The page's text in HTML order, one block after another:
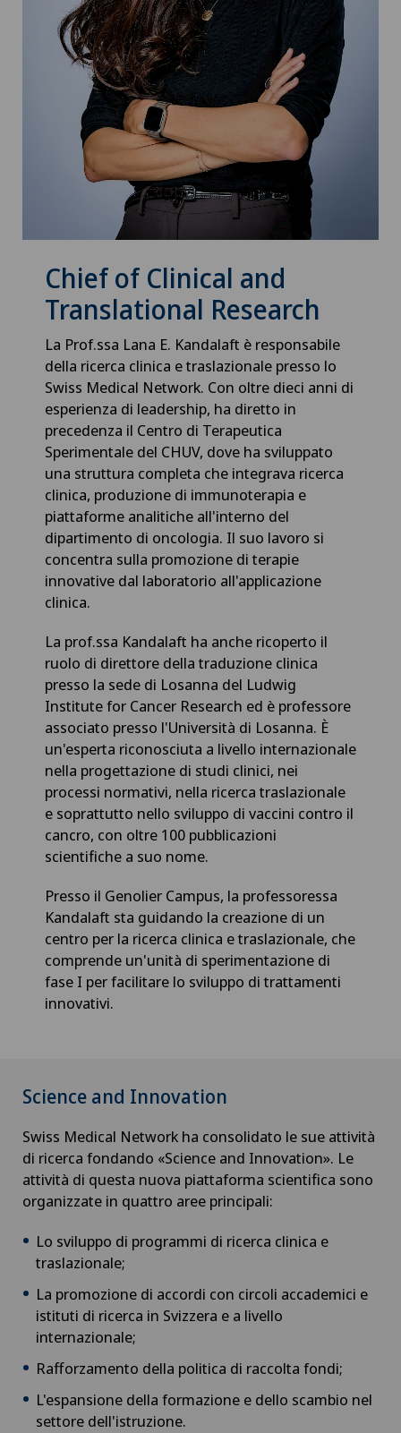
Chief of Clinical and
Translational Research
La Prof.ssa Lana E. Kandalaft è responsabile
della ricerca clinica e traslazionale presso lo
Swiss Medical Network. Con oltre dieci anni di
esperienza di leadership, ha diretto in
precedenza il Centro di Terapeutica
Sperimentale del CHUV, dove ha sviluppato
una struttura completa che integrava ricerca
clinica, produzione di immunoterapia e
piattaforme analitiche all'interno del
dipartimento di oncologia. Il suo lavoro si
concentra sulla promozione di terapie
innovative dal laboratorio all'applicazione
clinica.
La prof.ssa Kandalaft ha anche ricoperto il
ruolo di direttore della traduzione clinica
presso la sede di Losanna del Ludwig
Institute for Cancer Research ed è professore
associato presso l'Università di Losanna. È
un'esperta riconosciuta a livello internazionale
nella progettazione di studi clinici, nei
processi normativi, nella ricerca traslazionale
e soprattutto nello sviluppo di vaccini contro il
cancro, con oltre 100 pubblicazioni
scientifiche a suo nome.
Presso il Genolier Campus, la professoressa
Kandalaft sta guidando la creazione di un
centro per la ricerca clinica e traslazionale, che
comprende un'unità di sperimentazione di
fase I per facilitare lo sviluppo di trattamenti
innovativi.
Science and Innovation
Swiss Medical Network ha consolidato le sue attività
di ricerca fondando «Science and Innovation». Le
attività di questa nuova piattaforma scientifica sono
organizzate in quattro aree principali:
Lo sviluppo di programmi di ricerca clinica e
traslazionale;
La promozione di accordi con circoli accademici e
istituti di ricerca in Svizzera e a livello
internazionale;
Rafforzamento della politica di raccolta fondi;
L'espansione della formazione e dello scambio nel
settore dell'istruzione.